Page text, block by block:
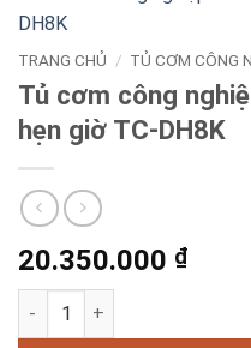
Sản phẩm
Thương hiệu
Bảng giá 2026
Ứng dụng
Blog kiến thức
Liên hệ
TRANG CHỦ / TỦ CƠM CÔNG
Tủ cơm công
hẹn giờ TC-DH8K
20.350.000 ₫
Tủ cơm công nghiệp 8